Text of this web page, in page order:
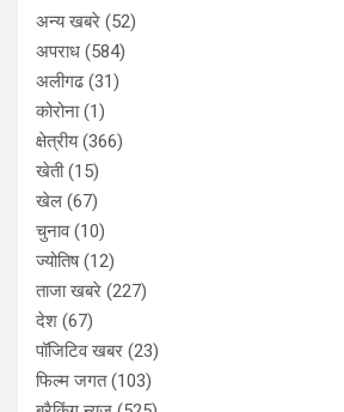
अन्य खबरे (52)
अपराध (584)
अलीगढ(31)
कोरोना(1)
क्षेत्रीय(366)
खेती(15)
खेल (67)
चुनाव(10)
ज्योतिष(12)
ताजा खबरे (227)
देश (67)
पॉजिटिव खबर (23)
फिल्म जगत(103)